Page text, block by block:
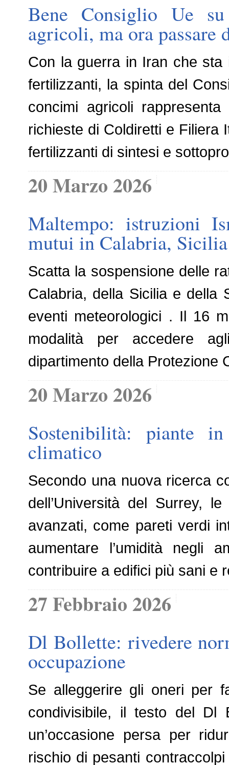
Bene Consiglio Ue
agricoli, ma ora passare
Con la guerra in Iran che sta
fertilizzanti, la spinta del
concimi agricoli
richieste di Coldiretti e Filiera
fertilizzanti di sintesi e
20 Marzo 2026
Maltempo: istruzioni
mutui in Calabria, Sicilia
Scatta la sospensione delle
Calabria, della Sicilia e della
eventi meteorologici . Il 16
modalità per accedere
dipartimento della Protezione
20 Marzo 2026
Sostenibilità: piante
climatico
Secondo una nuova ricerca
dell’Università del Surrey,
avanzati, come pareti verdi
aumentare l’umidità negli
contribuire a edifici più sani e
27 Febbraio 2026
Dl Bollette: rivedere
occupazione
Se alleggerire gli oneri per
condivisibile, il testo del Dl
un’occasione persa per
rischio di pesanti